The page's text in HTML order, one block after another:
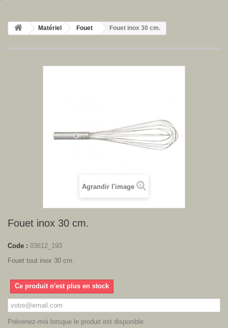
Matériel Fouet Fouet inox 30 cm.
Agrandir l'image
Fouet inox 30 cm.
Code : 03612_193
Fouet tout inox 30 cm.
Ce produit n'est plus en stock
Prévenez-moi lorsque le produit est disponible